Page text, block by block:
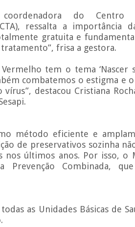
coordenadora do
ressalta a importância
gratuita e
frisa a gestora.
tem o tema ‘Nascer
combatemos o estigma e
vírus”, destacou Cristiana
método eficiente e
de preservativos sozinha
nos últimos anos. Por isso, o
Prevenção Combinada,
as Unidades Básicas de